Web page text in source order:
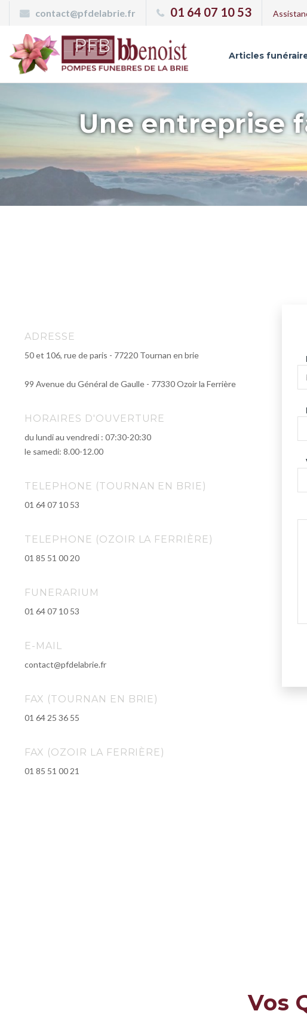
contact@pfdelabrie.fr 01 64 07 10 53
Articles
Une entreprise
ADRESSE
50 et 106, rue de paris - 77220 Tournan en brie
99 Avenue du Général de Gaulle - 77330 Ozoir la Ferrière
HORAIRES D'OUVERTURE
du lundi au vendredi : 07:30-20:30
le samedi: 8.00-12.00
TELEPHONE (TOURNAN EN BRIE)
01 64 07 10 53
TELEPHONE (OZOIR LA FERRIÈRE)
01 85 51 00 20
FUNERARIUM
01 64 07 10 53
E-MAIL
contact@pfdelabrie.fr
FAX (TOURNAN EN BRIE)
01 64 25 36 55
FAX (OZOIR LA FERRIÈRE)
01 85 51 00 21
Vos